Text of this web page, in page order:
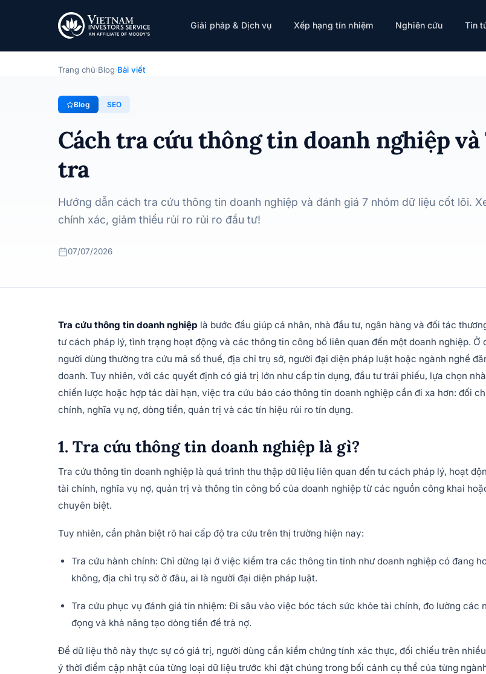
Giải pháp & Dịch vụ Xếp hạng tín nhiệm Nghiên cứu Tin
Cách tra cứu thông tin doanh nghiệp và 7 nhóm dữ liệu cần kiểm tra
SEO · 07/07/2026
Trang chủ›Blog›Bài viết
Blog SEO
Cách tra cứu thông tin doanh nghiệp
tra
Hướng dẫn cách tra cứu thông tin doanh nghiệp và đánh giá 7 nhóm dữ liệu cốt lõi.
chính xác, giảm thiểu rủi ro rủi ro đầu tư!
07/07/2026
Tra cứu thông tin doanh nghiệp là bước đầu giúp cá nhân, nhà đầu tư, ngân hàng và đối tác
tư cách pháp lý, tình trạng hoạt động và các thông tin công bố liên quan đến một doanh nghiệp. Ở
người dùng thường tra cứu mã số thuế, địa chỉ trụ sở, người đại diện pháp luật hoặc ngành nghề
doanh. Tuy nhiên, với các quyết định có giá trị lớn như cấp tín dụng, đầu tư trái phiếu, lựa chọn
chiến lược hoặc hợp tác dài hạn, việc tra cứu báo cáo thông tin doanh nghiệp cần đi xa hơn: đối
chính, nghĩa vụ nợ, dòng tiền, quản trị và các tín hiệu rủi ro tín dụng.
1. Tra cứu thông tin doanh nghiệp là gì?
Tra cứu thông tin doanh nghiệp là quá trình thu thập dữ liệu liên quan đến tư cách pháp lý, hoạt
tài chính, nghĩa vụ nợ, quản trị và thông tin công bố của doanh nghiệp từ các nguồn công khai
chuyên biệt.
Tuy nhiên, cần phân biệt rõ hai cấp độ tra cứu trên thị trường hiện nay:
Tra cứu hành chính: Chỉ dừng lại ở việc kiểm tra các thông tin tĩnh như doanh nghiệp có đang
không, địa chỉ trụ sở ở đâu, ai là người đại diện pháp luật.
Tra cứu phục vụ đánh giá tín nhiệm: Đi sâu vào việc bóc tách sức khỏe tài chính, đo lường các
đọng và khả năng tạo dòng tiền để trả nợ.
Để dữ liệu thô này thực sự có giá trị, người dùng cần kiểm chứng tính xác thực, đối chiếu trên
ý thời điểm cập nhật của từng loại dữ liệu trước khi đặt chúng trong bối cảnh cụ thể của từng